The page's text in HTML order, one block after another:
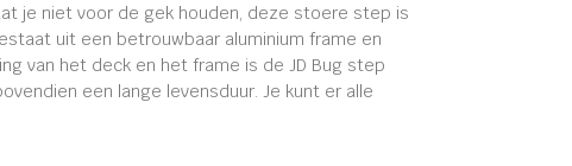
je niet voor de gek houden, deze stoere step is
uit een betrouwbaar aluminium frame en
van het deck en het frame is de JD Bug step
een lange levensduur. Je kunt er alle